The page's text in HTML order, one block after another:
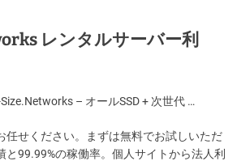
レンタルサーバー利
– オールSSD + 次世代 …
任せください。まずは無料でお試しいただ
と99.99%の稼働率。個人サイトから法人利